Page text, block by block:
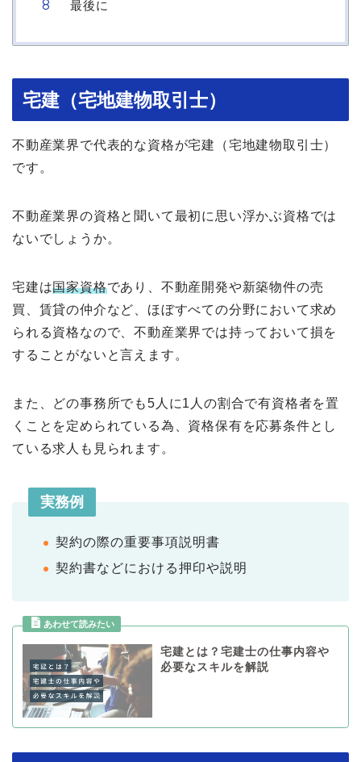
最後に
宅建（宅地建物取引士）
不動産業界で代表的な資格が宅建（宅地建物取引士）
です。
不動産業界の資格と聞いて最初に思い浮かぶ資格では
ないでしょうか。
宅建は国家資格であり、不動産開発や新築物件の売
買、賃貸の仲介など、ほぼすべての分野において求め
られる資格なので、不動産業界では持っておいて損を
することがないと言えます。
また、どの事務所でも5人に1人の割合で有資格者を置
くことを定められている為、資格保有を応募条件とし
ている求人も見られます。
実務例
契約の際の重要事項説明書
契約書などにおける押印や説明
宅建とは？宅建士の仕事内容や
必要なスキルを解説